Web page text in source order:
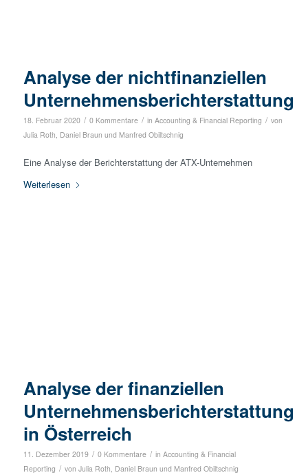
Analyse der nichtfinanziellen
Unternehmensberichterstattung
18. Februar 2020 / 0 Kommentare / in Accounting & Financial Reporting / von
Julia Roth Daniel Braun und Manfred Obiltschnig
Eine Analyse der Berichterstattung der ATX-Unternehmen
Weiterlesen
Analyse der finanziellen
Unternehmensberichterstattung
in Österreich
11. Dezember 2019 / 0 Kommentare / in Accounting & Financial
Reporting / von Julia Roth Daniel Braun und Manfred Obiltschnig